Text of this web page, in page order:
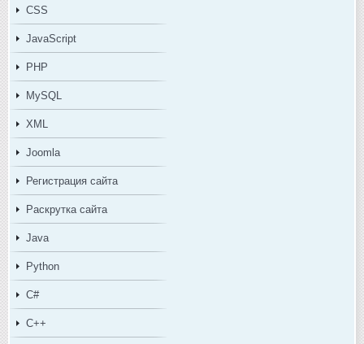
CSS
JavaScript
PHP
MySQL
XML
Joomla
Регистрация сайта
Раскрутка сайта
Java
Python
C#
C++